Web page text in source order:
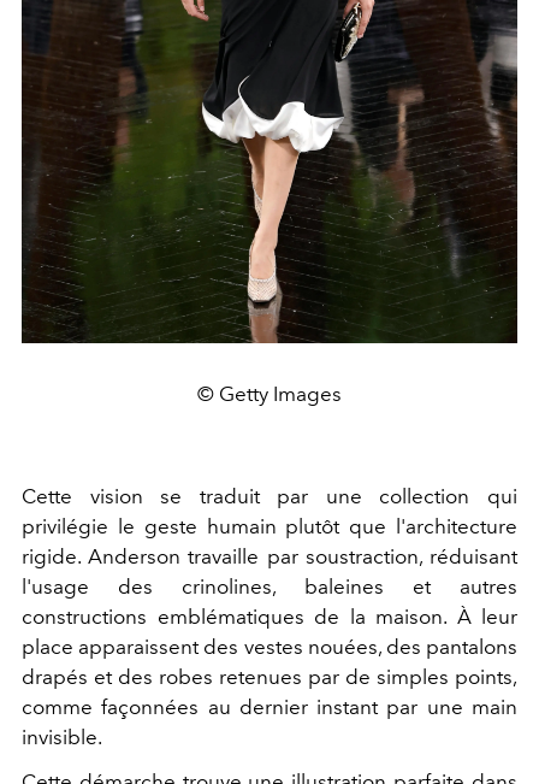
© Getty Images
Cette vision se traduit par une collection qui
privilégie le geste humain plutôt que l'architecture
rigide. Anderson travaille par soustraction, réduisant
l'usage des crinolines, baleines et autres
constructions emblématiques de la maison. À leur
place apparaissent des vestes nouées, des pantalons
drapés et des robes retenues par de simples points,
comme façonnées au dernier instant par une main
invisible.